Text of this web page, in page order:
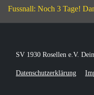
Fussnall: Noch 3 Tage!
SV 1930 Rosellen e.V.
Datenschutzerklärung